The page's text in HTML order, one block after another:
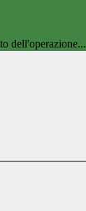
dell'operazione...